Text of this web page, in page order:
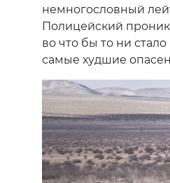
немногословный
Полицейский
во что бы то ни
самые худшие